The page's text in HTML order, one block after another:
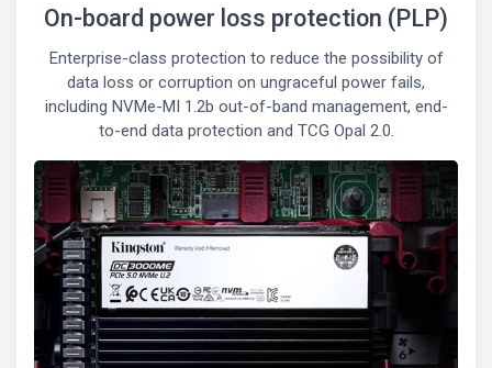
On-board power loss protection (PLP)
Enterprise-class protection to reduce the possibility of
data loss or corruption on ungraceful power fails,
including NVMe-MI 1.2b out-of-band management, end-
to-end data protection and TCG Opal 2.0.